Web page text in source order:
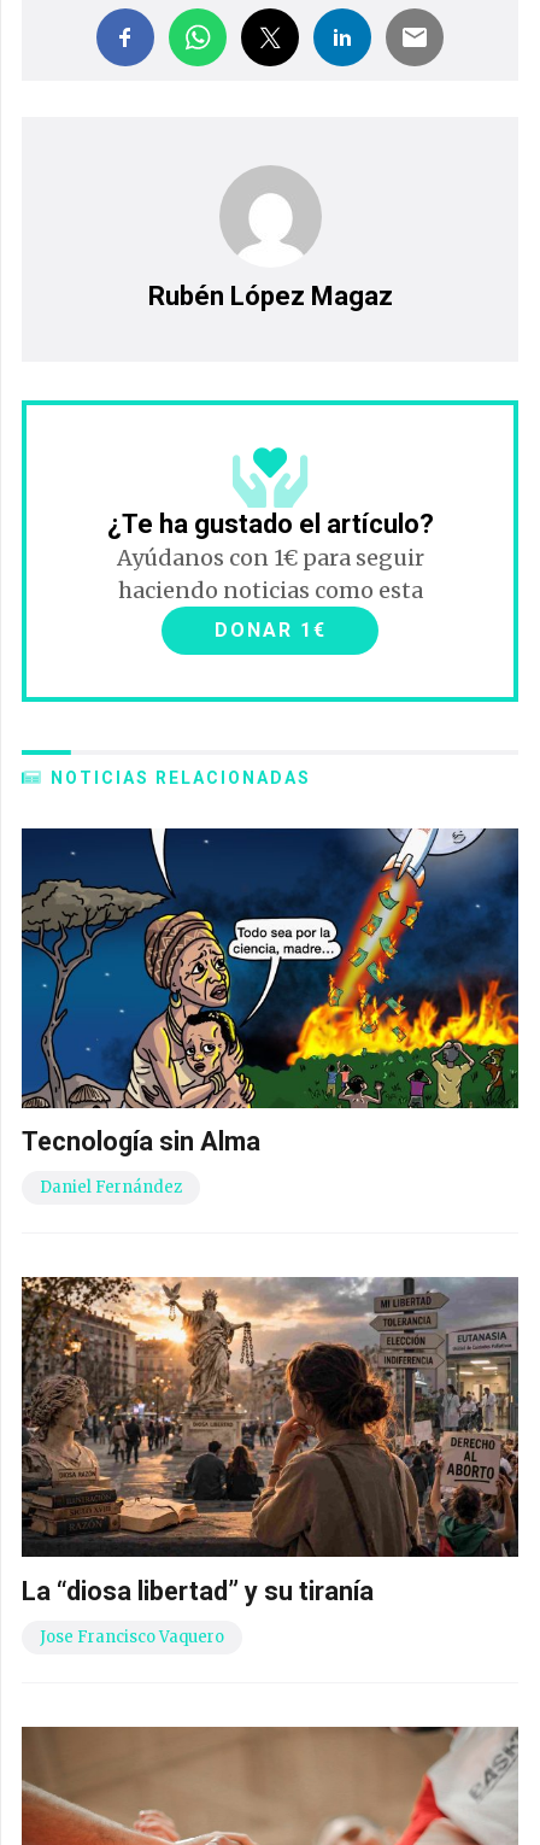
Rubén López Magaz
¿Te ha gustado el artículo?
Ayúdanos con 1€ para seguir
haciendo noticias como esta
DONAR 1€
NOTICIAS RELACIONADAS
Tecnología sin Alma
Daniel Fernández
La “diosa libertad” y su tiranía
Jose Francisco Vaquero